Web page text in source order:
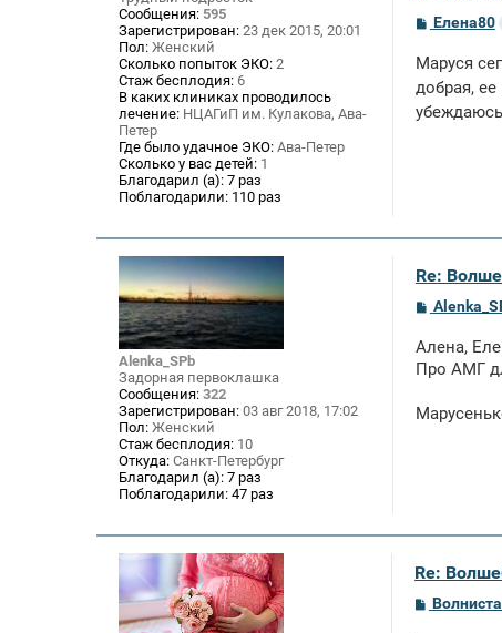
Сообщения: 595
Зарегистрирован: 23 дек 2015, 20:01
Пол: Женский
Сколько попыток ЭКО: 2
Стаж бесплодия: 6
В каких клиниках проводилось
лечение: НЦАГиП им. Кулакова, Ава-
Петер
Где было удачное ЭКО: Ава-Петер
Сколько у вас детей: 1
Благодарил (а): 7 раз
Поблагодарили: 110 раз
С
б
щ
е
н
Елена80
Маруся
добрая,
Alenka_SPb
Задорная первоклашка
Сообщения: 322
Зарегистрирован: 03 авг 2018, 17:02
Пол: Женский
Стаж бесплодия: 10
Откуда: Санкт-Петербург
Благодарил (а): 7 раз
Поблагодарили: 47 раз
Re:
С
б
щ
е
и
Алена,
Про АМГ
Re:
С